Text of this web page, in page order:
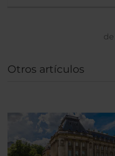
de
Otros artículos